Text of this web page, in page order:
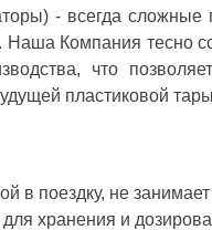
- всегда сложные
Компания тесно
что
пластиковой
в поездку, не
хранения и